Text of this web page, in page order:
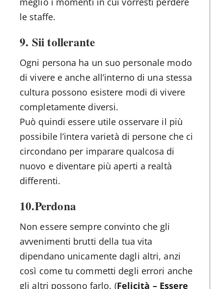
le staffe.
9. Sii tollerante
Ogni persona ha un suo personale modo
di vivere e anche all’interno di una stessa
cultura possono esistere modi di vivere
completamente diversi.
Può quindi essere utile osservare il più
possibile l’intera varietà di persone che ci
circondano per imparare qualcosa di
nuovo e diventare più aperti a realtà
differenti.
10.Perdona
Non essere sempre convinto che gli
avvenimenti brutti della tua vita
dipendano unicamente dagli altri, anzi
così come tu commetti degli errori anche
gli altri possono farlo. (Felicità – Essere